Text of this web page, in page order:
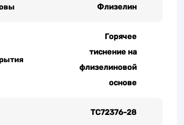
Флизелин
Горячее
тиснение на
флизелиновой
основе
TC72376-28